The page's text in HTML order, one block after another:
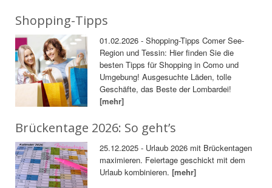
Shopping-Tipps
01.02.2026 - Shopping-Tipps Comer See-
Region und Tessin: Hier finden Sie die
besten Tipps für Shopping in Como und
Umgebung! Ausgesuchte Läden, tolle
Geschäfte, das Beste der Lombardei!
[mehr]
Brückentage 2026: So geht’s
25.12.2025 - Urlaub 2026 mit Brückentagen
maximieren. Feiertage geschickt mit dem
Urlaub kombinieren.[mehr]